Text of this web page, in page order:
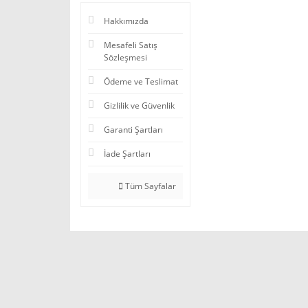
Hakkımızda
Mesafeli Satış
Sözleşmesi
Ödeme ve Teslimat
Gizlilik ve Güvenlik
Garanti Şartları
İade Şartları
Tüm Sayfalar